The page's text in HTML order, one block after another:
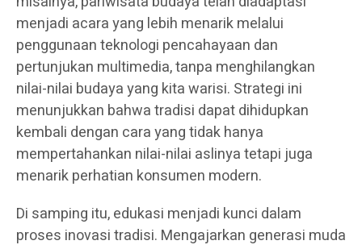
menjadi acara yang lebih menarik melalui
penggunaan teknologi pencahayaan dan
pertunjukan multimedia, tanpa menghilangkan
nilai-nilai budaya yang kita warisi. Strategi ini
menunjukkan bahwa tradisi dapat dihidupkan
kembali dengan cara yang tidak hanya
mempertahankan nilai-nilai aslinya tetapi juga
menarik perhatian konsumen modern.
Di samping itu, edukasi menjadi kunci dalam
proses inovasi tradisi. Mengajarkan generasi muda